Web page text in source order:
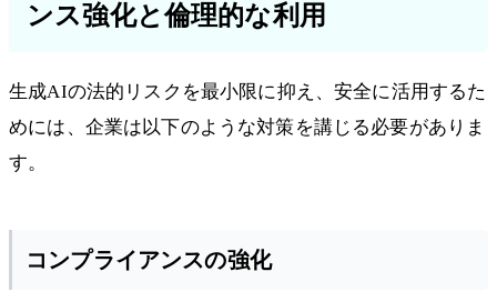
ンス強化と倫理的な利用
生成AIの法的リスクを最小限に抑え、安全に活用するた
めには、企業は以下のような対策を講じる必要がありま
す。
コンプライアンスの強化